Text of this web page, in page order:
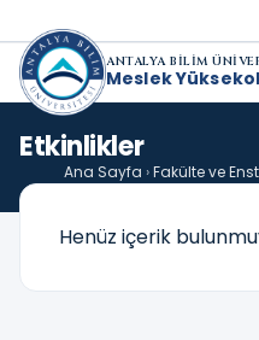
ANTALYA BİLİM
Meslek
Etkinlikler
Ana Sayfa ›Fakülte ve
Henüz içerik